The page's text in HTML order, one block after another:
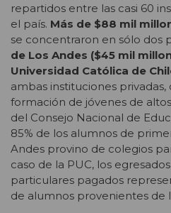
repartidos entre las casi 60
el país. Más de $88 mil
se concentraron en sólo dos
de Los Andes ($45 mil
Universidad Católica de
ambas instituciones privadas,
formación de jóvenes de
del Consejo Nacional de
85% de los alumnos de
Andes provino de colegios
caso de la PUC, los
particulares pagados
de alumnos provenientes de